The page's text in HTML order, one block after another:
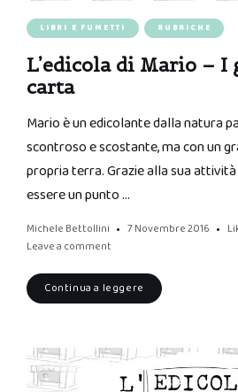
LIBRI E FUMETTI RUBRICHE
L’edicola di Mario –
carta
Mario è un edicolante dalla natura
scontroso e scostante, ma con un
propria terra. Grazie alla sua
essere un punto …
Michele Bettollini 7 Novembre 2016
Leave a comment
Continua a leggere